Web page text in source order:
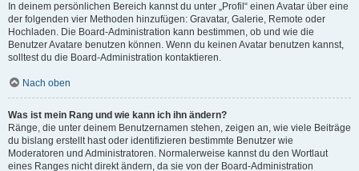
In deinem persönlichen Bereich kannst du unter „Profil“ einen Avatar über eine
der folgenden vier Methoden hinzufügen: Gravatar, Galerie, Remote oder
Hochladen. Die Board-Administration kann bestimmen, ob und wie die
Benutzer Avatare benutzen können. Wenn du keinen Avatar benutzen kannst,
solltest du die Board-Administration kontaktieren.
Nach oben
Was ist mein Rang und wie kann ich ihn ändern?
Ränge, die unter deinem Benutzernamen stehen, zeigen an, wie viele Beiträge
du bislang erstellt hast oder identifizieren bestimmte Benutzer wie
Moderatoren und Administratoren. Normalerweise kannst du den Wortlaut
eines Ranges nicht direkt ändern, da sie von der Board-Administration